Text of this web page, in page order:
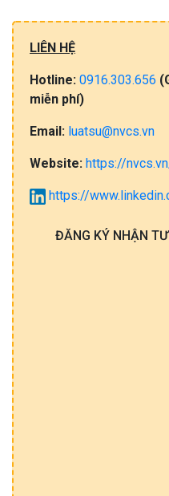
LIÊN HỆ
Hotline: 0916.303.656
miễn​ phí)
Email: luatsu@nvcs.vn
Website: https://
https://
ĐĂNG KÝ NHẬN